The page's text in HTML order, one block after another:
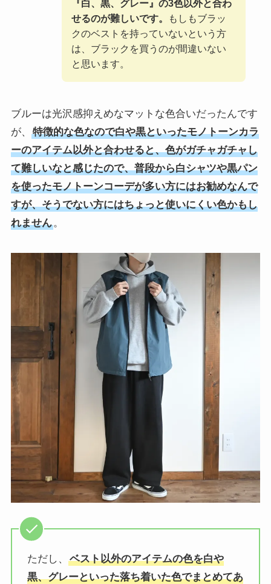
『白、黒、グレー』の3色以外と合わ
せるのが難しいです。
もしもブラッ
クのベストを持っていないという方
は、ブラックを買うのが間違いない
と思います。
ブルーは光沢感抑えめなマットな色合いだったんです
が、
特徴的な色なので白や黒といったモノトーンカラ
ーのアイテム以外と合わせると、色がガチャガチャし
て難しいなと感じたので、普段から白シャツや黒パン
を使ったモノトーンコーデが多い方にはお勧めなんで
すが、そうでない方にはちょっと使いにくい色かもし
れません。
ただし、ベスト以外のアイテムの色を白や
黒、グレーといった落ち着いた色でまとめてあ